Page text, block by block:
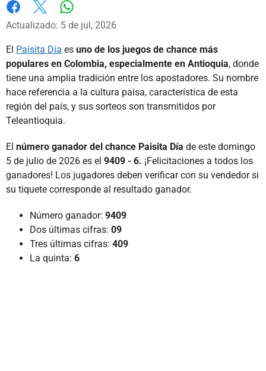
Facebook
X
Actualizado: 5 de jul, 2026
El Paisita Día es uno de los juegos de chance más
populares en Colombia, especialmente en Antioquia, donde
tiene una amplia tradición entre los apostadores. Su nombre
hace referencia a la cultura paisa, característica de esta
región del país, y sus sorteos son transmitidos por
Teleantioquia.
El número ganador del chance Paisita Día de este domingo
5 de julio de 2026 es el 9409 - 6. ¡Felicitaciones a todos los
ganadores! Los jugadores deben verificar con su vendedor si
su tiquete corresponde al resultado ganador.
Número ganador: 9409
Dos últimas cifras: 09
Tres últimas cifras: 409
La quinta: 6